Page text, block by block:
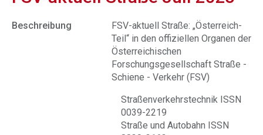
Beschreibung
FSV-aktuell Straße: „Österreich-
Teil“ in den offiziellen Organen der
Österreichischen
Forschungsgesellschaft Straße -
Schiene - Verkehr (FSV)
Straßenverkehrstechnik ISSN
0039-2219
Straße und Autobahn ISSN